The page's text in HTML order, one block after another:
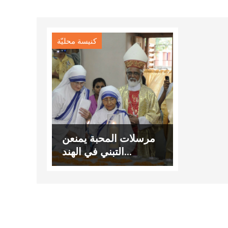
كنيسة محليّة
مرسلات المحبة يمنعن
التبني في الهند…